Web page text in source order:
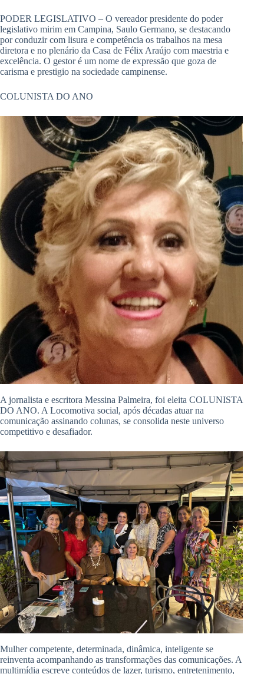
PODER LEGISLATIVO – O vereador presidente do poder
legislativo mirim em Campina, Saulo Germano, se destacando
por conduzir com lisura e competência os trabalhos na mesa
diretora e no plenário da Casa de Félix Araújo com maestria e
excelência. O gestor é um nome de expressão que goza de
carisma e prestigio na sociedade campinense.
COLUNISTA DO ANO
A jornalista e escritora Messina Palmeira, foi eleita COLUNISTA
DO ANO. A Locomotiva social, após décadas atuar na
comunicação assinando colunas, se consolida neste universo
competitivo e desafiador.
Mulher competente, determinada, dinâmica, inteligente se
reinventa acompanhando as transformações das comunicações. A
multimídia escreve conteúdos de lazer, turismo, entretenimento,